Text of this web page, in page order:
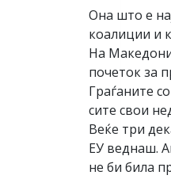
Она што е
коалиции и
На
почеток за
Граѓаните
сите свои
Веќе три
ЕУ веднаш.
не би била